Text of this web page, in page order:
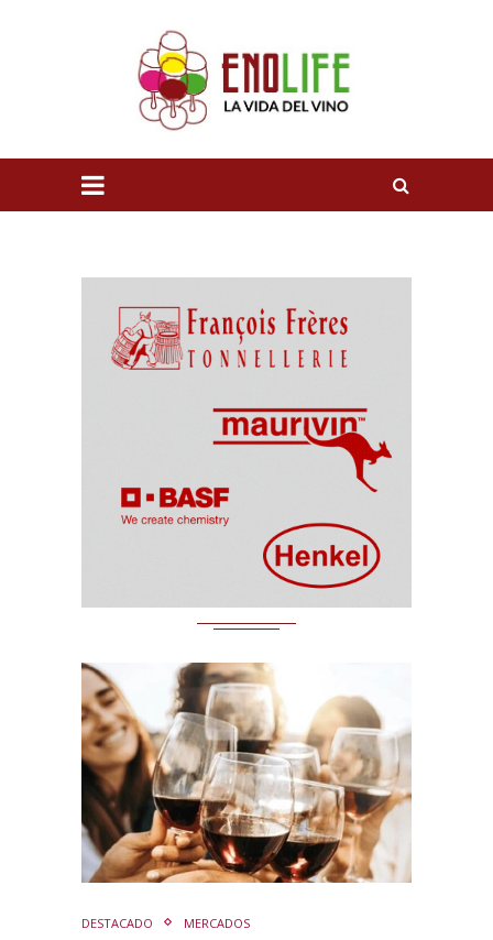
DESTACADO MERCADOS